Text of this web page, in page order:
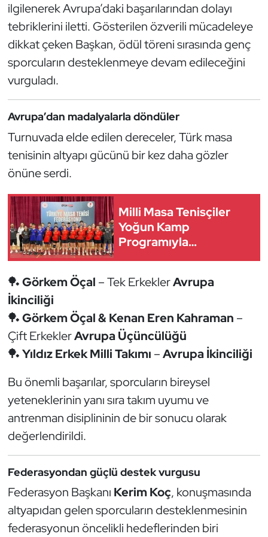
ilgilenerek Avrupa’daki başarılarından dolayı
tebriklerini iletti. Gösterilen özverili mücadeleye
dikkat çeken Başkan, ödül töreni sırasında genç
sporcuların desteklenmeye devam edileceğini
vurguladı.
Avrupa’dan madalyalarla döndüler
Turnuvada elde edilen dereceler, Türk masa
tenisinin altyapı gücünü bir kez daha gözler
önüne serdi.
Milli Masa Tenisçiler
Yoğun Kamp
Programıyla
🏓Görkem Öçal – Tek ErkeklerAvrupa
İkinciliği
🏓Görkem Öçal & Kenan Eren Kahraman –
Çift ErkeklerAvrupa Üçüncülüğü
🏓Yıldız Erkek Milli Takımı –Avrupa İkinciliği
Bu önemli başarılar, sporcuların bireysel
yeteneklerinin yanı sıra takım uyumu ve
antrenman disiplininin de bir sonucu olarak
değerlendirildi.
Federasyondan güçlü destek vurgusu
Federasyon Başkanı Kerim Koç, konuşmasında
altyapıdan gelen sporcuların desteklenmesinin
federasyonun öncelikli hedeflerinden biri
Güreş
Halter
Hava Sporları
Hentbol
İşitme Engelli Sporcular
Judo ve Kuraş
Kano ve Rafting
Karate
Kayak
Kempo
Kick Boks
Kürek
Masa Tenisi
Modern Pentatlon
Motor Sporları
Muay Thai
Okçuluk
Optimist